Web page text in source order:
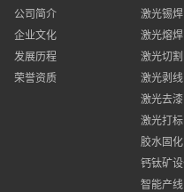
公司简介
企业文化
发展历程
荣誉资质
激光锡焊
激光熔焊
激光切割
激光剥线
激光去漆
激光打标
胶水固化
钙钛矿
智能产线